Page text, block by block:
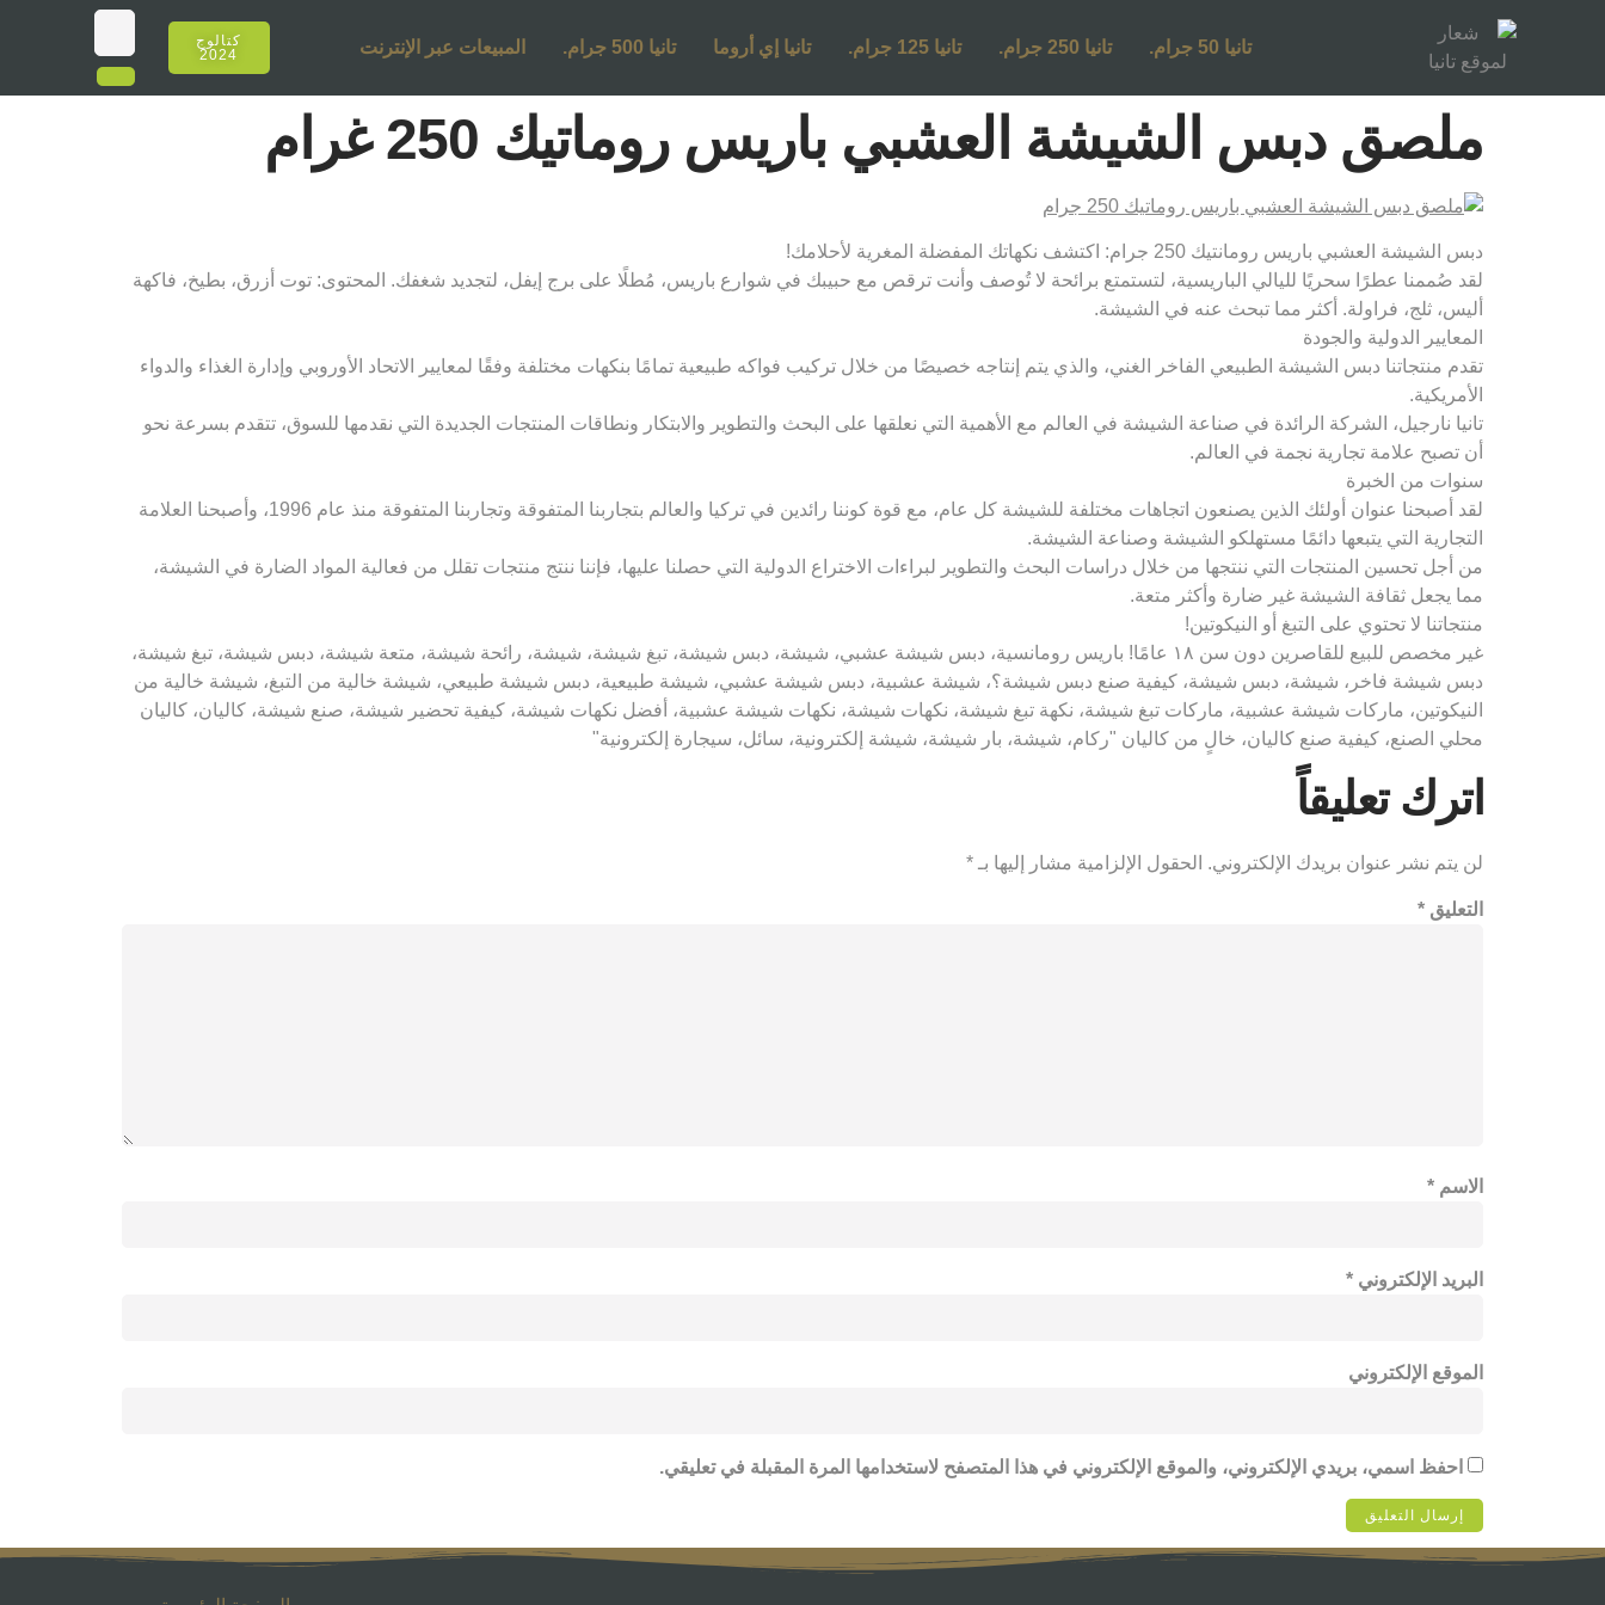
تانيا 50 جرام. تانيا 250 جرام. تانيا 125 جرام. تانيا إي أروما تانيا 500 جرام. المبيعات عبر الإنترنت
كتالوج
2024
ملصق دبس الشيشة العشبي باريس روماتيك 250 غرام
دبس الشيشة العشبي باريس رومانتيك 250 جرام: اكتشف نكهاتك المفضلة المغرية لأحلامك!
لقد صُممنا عطرًا سحريًا لليالي الباريسية، لتستمتع برائحة لا تُوصف وأنت ترقص مع حبيبك في شوارع باريس، مُطلًا على برج إيفل، لتجديد شغفك. المحتوى: توت أزرق، بطيخ، فاكهة
أليس، ثلج، فراولة. أكثر مما تبحث عنه في الشيشة.
المعايير الدولية والجودة
تقدم منتجاتنا دبس الشيشة الطبيعي الفاخر الغني، والذي يتم إنتاجه خصيصًا من خلال تركيب فواكه طبيعية تمامًا بنكهات مختلفة وفقًا لمعايير الاتحاد الأوروبي وإدارة الغذاء والدواء
الأمريكية.
تانيا نارجيل، الشركة الرائدة في صناعة الشيشة في العالم مع الأهمية التي نعلقها على البحث والتطوير والابتكار ونطاقات المنتجات الجديدة التي نقدمها للسوق، تتقدم بسرعة نحو
أن تصبح علامة تجارية نجمة في العالم.
سنوات من الخبرة
لقد أصبحنا عنوان أولئك الذين يصنعون اتجاهات مختلفة للشيشة كل عام، مع قوة كوننا رائدين في تركيا والعالم بتجاربنا المتفوقة وتجاربنا المتفوقة منذ عام 1996، وأصبحنا العلامة
التجارية التي يتبعها دائمًا مستهلكو الشيشة وصناعة الشيشة.
من أجل تحسين المنتجات التي ننتجها من خلال دراسات البحث والتطوير لبراءات الاختراع الدولية التي حصلنا عليها، فإننا ننتج منتجات تقلل من فعالية المواد الضارة في الشيشة،
مما يجعل ثقافة الشيشة غير ضارة وأكثر متعة.
منتجاتنا لا تحتوي على التبغ أو النيكوتين!
غير مخصص للبيع للقاصرين دون سن ١٨ عامًا! باريس رومانسية، دبس شيشة عشبي، شيشة، دبس شيشة، تبغ شيشة، شيشة، رائحة شيشة، متعة شيشة، دبس شيشة، تبغ شيشة،
دبس شيشة فاخر، شيشة، دبس شيشة، كيفية صنع دبس شيشة؟، شيشة عشبية، دبس شيشة عشبي، شيشة طبيعية، دبس شيشة طبيعي، شيشة خالية من التبغ، شيشة خالية من
النيكوتين، ماركات شيشة عشبية، ماركات تبغ شيشة، نكهة تبغ شيشة، نكهات شيشة، نكهات شيشة عشبية، أفضل نكهات شيشة، كيفية تحضير شيشة، صنع شيشة، كاليان، كاليان
محلي الصنع، كيفية صنع كاليان، خالٍ من كاليان "ركام، شيشة، بار شيشة، شيشة إلكترونية، سائل، سيجارة إلكترونية"
اترك تعليقاً
لن يتم نشر عنوان بريدك الإلكتروني. الحقول الإلزامية مشار إليها بـ *
التعليق *
الاسم *
البريد الإلكتروني *
الموقع الإلكتروني
احفظ اسمي، بريدي الإلكتروني، والموقع الإلكتروني في هذا المتصفح لاستخدامها المرة المقبلة في تعليقي.